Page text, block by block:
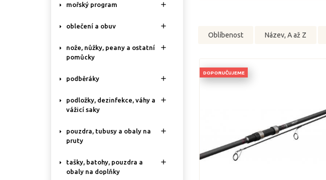
mořský program 
oblečení a obuv 
nože, nůžky, peany a ostatní
pomůcky

podběráky 
podložky, dezinfekce, váhy a
vážicí saky

pouzdra, tubusy a obaly na
pruty

tašky, batohy, pouzdra a
obaly na doplňky

Oblíbenost Název, A až Z
DOPORUČUJEME